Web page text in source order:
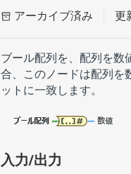
アーカイブ済み 更
ブール配列を、配列を数
合、このノードは配列を
ットに一致します。
入力/出力